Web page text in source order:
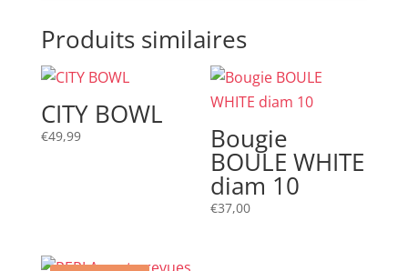
Produits similaires
CITY BOWL
€49,99 Bougie
BOULE WHITE
diam 10
€37,00